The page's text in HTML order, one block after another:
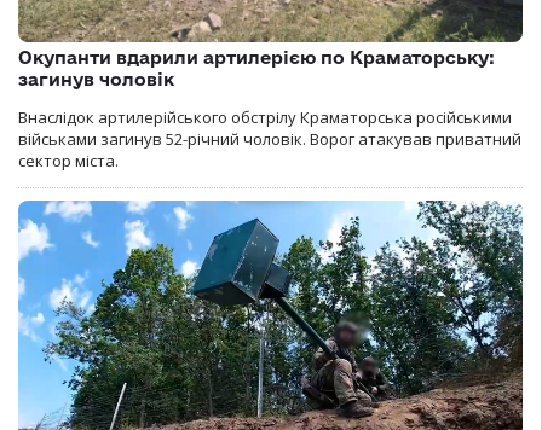
Окупанти вдарили артилерією по Краматорську:
загинув чоловік
Внаслідок артилерійського обстрілу Краматорська російськими
військами загинув 52-річний чоловік. Ворог атакував приватний
сектор міста.